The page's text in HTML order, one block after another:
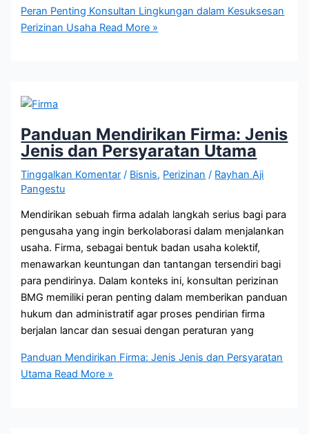
Peran Penting Konsultan Lingkungan dalam Kesuksesan
Perizinan Usaha Read More »
Panduan Mendirikan Firma: Jenis
Jenis dan Persyaratan Utama
Tinggalkan Komentar / Bisnis, Perizinan / Rayhan Aji
Pangestu
Mendirikan sebuah firma adalah langkah serius bagi para
pengusaha yang ingin berkolaborasi dalam menjalankan
usaha. Firma, sebagai bentuk badan usaha kolektif,
menawarkan keuntungan dan tantangan tersendiri bagi
para pendirinya. Dalam konteks ini, konsultan perizinan
BMG memiliki peran penting dalam memberikan panduan
hukum dan administratif agar proses pendirian firma
berjalan lancar dan sesuai dengan peraturan yang
Panduan Mendirikan Firma: Jenis Jenis dan Persyaratan
Utama Read More »